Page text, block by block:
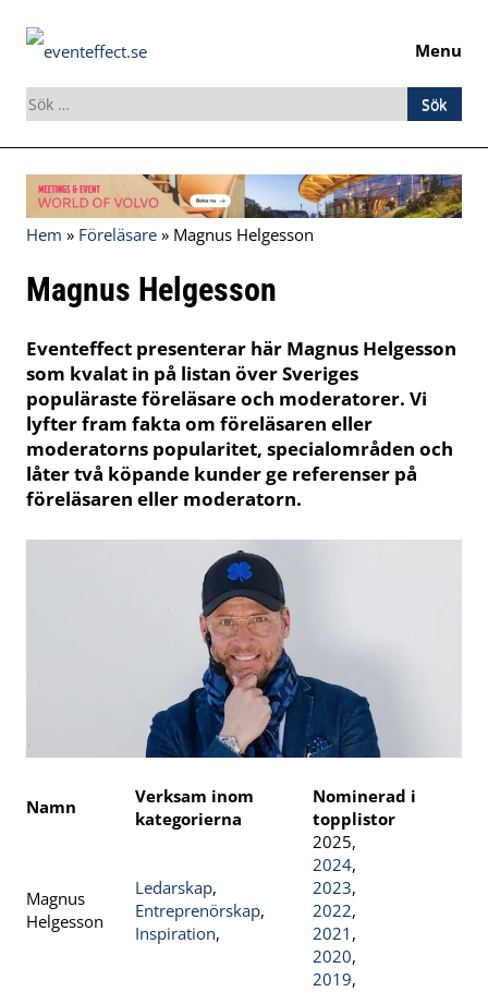
Menu
Sök
efter:
Skip
to
content
Hem » Föreläsare » Magnus Helgesson
Magnus Helgesson
Eventeffect presenterar här Magnus Helgesson
som kvalat in på listan över Sveriges
populäraste föreläsare och moderatorer. Vi
lyfter fram fakta om föreläsaren eller
moderatorns popularitet, specialområden och
låter två köpande kunder ge referenser på
föreläsaren eller moderatorn.
Namn
Verksam inom
kategorierna
Nominerad i
topplistor
Magnus
Helgesson
Ledarskap,
Entreprenörskap,
Inspiration,
2025,
2024,
2023,
2022,
2021 ,
2020,
2019,